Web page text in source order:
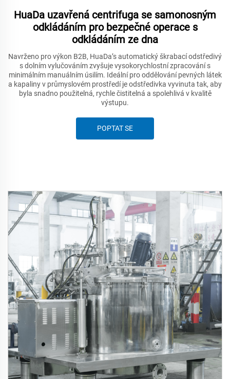
HuaDa uzavřená centrifuga se samonosným
odkládáním pro bezpečné operace s
odkládáním ze dna
Navrženo pro výkon B2B, HuaDa’s automatický škrabací odstředivý
s dolním vylučováním zvyšuje vysokorychlostní zpracování s
minimálním manuálním úsilím. Ideální pro oddělování pevných látek
a kapaliny v průmyslovém prostředí je odstředivka vyvinuta tak, aby
byla snadno použitelná, rychle čistitelná a spolehlivá v kvalitě
výstupu.
POPTAT SE